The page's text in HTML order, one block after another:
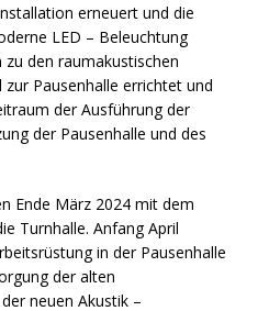
erneuert und die
LED – Beleuchtung
den raumakustischen
Pausenhalle errichtet und
der Ausführung der
der Pausenhalle und des
Ende März 2024 mit dem
Turnhalle. Anfang April
in der Pausenhalle
der alten
neuen Akustik –